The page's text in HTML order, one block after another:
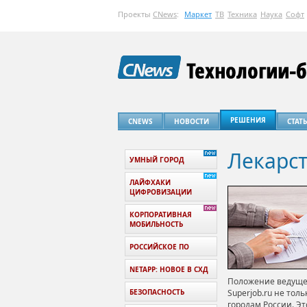
Проекты CNews: Маркет ТВ Техника Наука Софт
CNEWS НОВОСТИ РЕШЕНИЯ
Положение
Superjob.ru не
городам России.
УМНЫЙ ГОРОД
ЛАЙФХАКИ
ЦИФРОВИЗАЦИИ
КОРПОРАТИВНАЯ
МОБИЛЬНОСТЬ
РОССИЙСКОЕ ПО
NETAPP: НОВОЕ В СХД
БЕЗОПАСНОСТЬ